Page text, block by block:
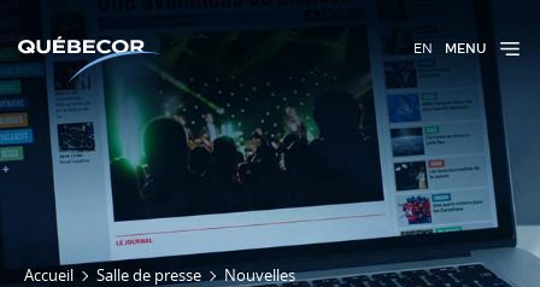
EN MENU
Accueil Salle de presse Nouvelles